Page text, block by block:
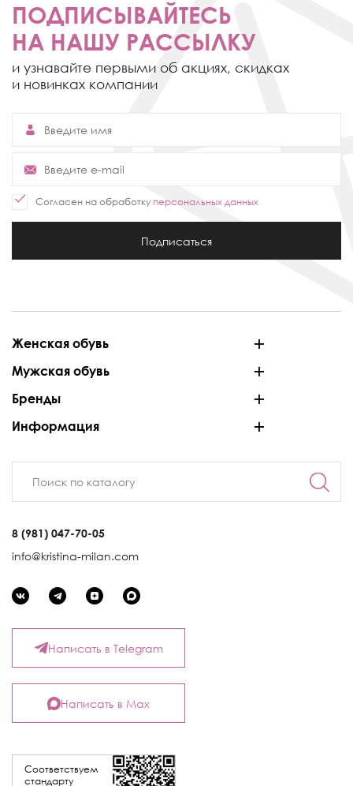
ПОДПИСЫВАЙТЕСЬ
НА НАШУ РАССЫЛКУ
и узнавайте первыми об акциях, скидках
и новинках компании
Согласен на обработку персональных данных
Подписаться
Женская обувь
Мужская обувь
Бренды
Информация
8 (981) 047-70-05
info@kristina-milan.com
Соответствуем
стандарту
Написать в Telegram
Написать в Max